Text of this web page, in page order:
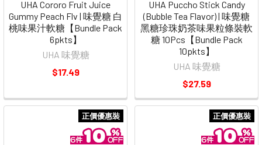
UHA Cororo Fruit Juice
Gummy Peach Flv | 味覺糖 白
桃味果汁軟糖【Bundle Pack
6pkts】
UHA 味覺糖
$17.49
UHA Puccho Stick Candy
(Bubble Tea Flavor) | 味覺糖
黑糖珍珠奶茶味果粒條裝軟
糖 10Pcs【Bundle Pack
10pkts】
UHA 味覺糖
$27.59
正價優惠裝 正價優惠裝